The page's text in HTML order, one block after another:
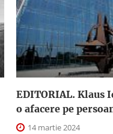
EDITORIAL. Klaus
o afacere pe
14 martie 2024